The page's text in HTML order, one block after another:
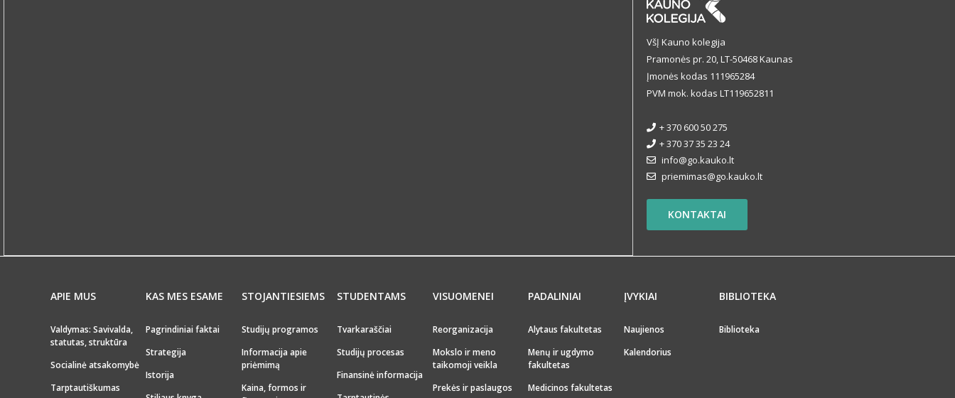
VšĮ Kauno kolegija
Pramonės pr. 20, LT-50468 Kaunas
Įmonės kodas 111965284
PVM mok. kodas LT119652811
+ 370 600 50 275
+ 370 37 35 23 24
info@go.kauko.lt
priemimas@go.kauko.lt
KONTAKTAI
APIE MUS
Valdymas: Savivalda,
statutas, struktūra
Socialinė atsakomybė
Tarptautiškumas
KAS MES ESAME
Pagrindiniai faktai
Strategija
Istorija
STOJANTIESIEMS
Studijų programos
Informacija apie
priėmimą
Kaina, formos ir
STUDENTAMS
Tvarkaraščiai
Studijų procesas
Finansinė informacija
VISUOMENEI
Reorganizacija
Mokslo ir meno
taikomoji veikla
Prekės ir paslaugos
PADALINIAI
Alytaus fakultetas
Menų ir ugdymo
fakultetas
Medicinos fakultetas
ĮVYKIAI
Naujienos
Kalendorius
BIBLIOTEKA
Biblioteka